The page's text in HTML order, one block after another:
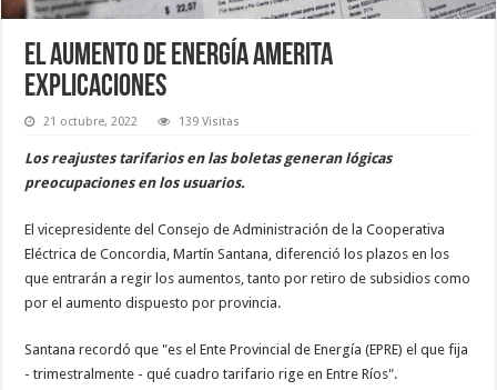
El aumento de energía amerita
explicaciones
21 octubre, 2022 139 Visitas
Los reajustes tarifarios en las boletas generan lógicas
preocupaciones en los usuarios.
El vicepresidente del Consejo de Administración de la Cooperativa
Eléctrica de Concordia, Martín Santana, diferenció los plazos en los
que entrarán a regir los aumentos, tanto por retiro de subsidios como
por el aumento dispuesto por provincia.
Santana recordó que "es el Ente Provincial de Energía (EPRE) el que fija
- trimestralmente - qué cuadro tarifario rige en Entre Ríos".